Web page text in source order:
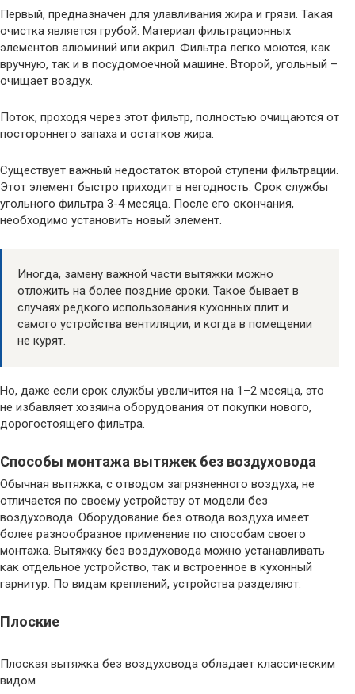
Первый, предназначен для улавливания жира и грязи. Такая
очистка является грубой. Материал фильтрационных
элементов алюминий или акрил. Фильтра легко моются, как
вручную, так и в посудомоечной машине. Второй, угольный –
очищает воздух.
Поток, проходя через этот фильтр, полностью очищаются от
постороннего запаха и остатков жира.
Существует важный недостаток второй ступени фильтрации.
Этот элемент быстро приходит в негодность. Срок службы
угольного фильтра 3-4 месяца. После его окончания,
необходимо установить новый элемент.
Иногда, замену важной части вытяжки можно
отложить на более поздние сроки. Такое бывает в
случаях редкого использования кухонных плит и
самого устройства вентиляции, и когда в помещении
не курят.
Но, даже если срок службы увеличится на 1–2 месяца, это
не избавляет хозяина оборудования от покупки нового,
дорогостоящего фильтра.
Способы монтажа вытяжек без воздуховода
Обычная вытяжка, с отводом загрязненного воздуха, не
отличается по своему устройству от модели без
воздуховода. Оборудование без отвода воздуха имеет
более разнообразное применение по способам своего
монтажа. Вытяжку без воздуховода можно устанавливать
как отдельное устройство, так и встроенное в кухонный
гарнитур. По видам креплений, устройства разделяют.
Плоские
Плоская вытяжка без воздуховода обладает классическим
видом